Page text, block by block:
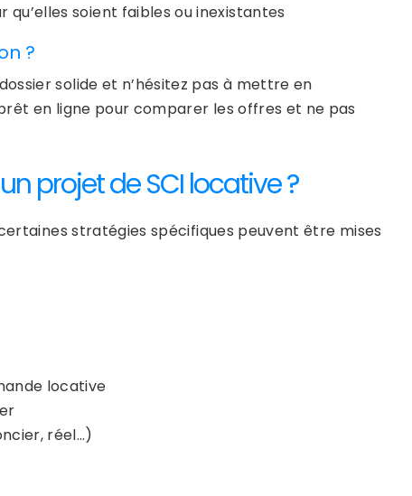
soient faibles ou inexistantes
?
solide et n’hésitez pas à mettre en
en ligne pour comparer les offres et ne pas
projet de SCI locative ?
stratégies spécifiques peuvent être mises
locative
réel…)